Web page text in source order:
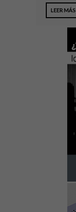
LEER MÁS